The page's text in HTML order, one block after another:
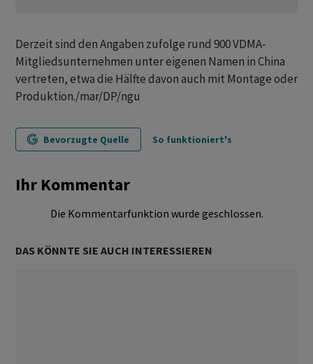
Derzeit sind den Angaben zufolge rund 900 VDMA-
Mitgliedsunternehmen unter eigenen Namen in China
vertreten, etwa die Hälfte davon auch mit Montage oder
Produktion./mar/DP/ngu
Bevorzugte Quelle So funktioniert's
Ihr Kommentar
Die Kommentarfunktion wurde geschlossen.
DAS KÖNNTE SIE AUCH INTERESSIEREN